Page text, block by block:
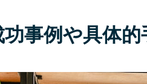
事例や具体